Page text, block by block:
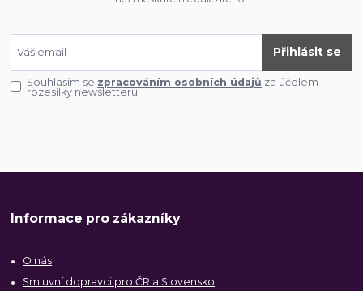
Přihlásit se
Souhlasím se zpracováním osobních údajů za účelem
rozesílky newsletteru.
Informace pro zákazníky
O nás
Smluvní dopravci pro ČR a Slovensko